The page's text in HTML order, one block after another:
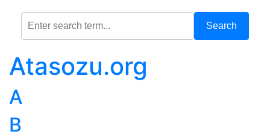
Search
Atasozu.org
A
B